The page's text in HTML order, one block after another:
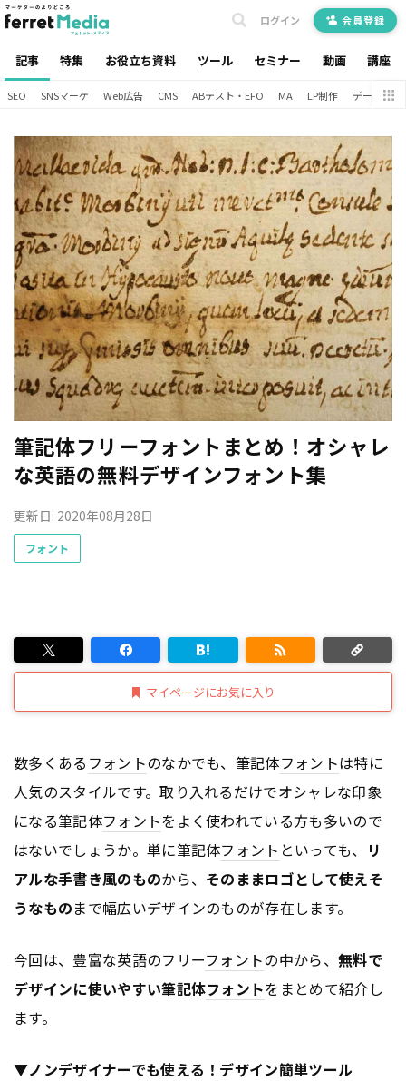
記事 特集 お役立ち資料 ツール セミナー 動画 講座
ログイン 会員登録
SEO SNSマーケ Web広告 CMS ABテスト・EFO MA LP制作 データ分析
筆記体フリーフォントまとめ！オシャレ
な英語の無料デザインフォント集
更新日: 2020年08月28日
フォント
マイページにお気に入り
数多くある フォントのなかでも、筆記体フォントは特に
人気のスタイルです。取り入れるだけでオシャレな印象
になる筆記体フォントをよく使われている方も多いので
はないでしょうか。単に筆記体フォント といっても、 リ
アルな手書き風のものから、 そのままロゴとして使えそ
うなものまで幅広いデザインのものが存在します。
今回は、豊富な英語のフリーフォントの中から、無料で
デザインに使いやすい筆記体フォントをまとめて紹介し
ます。
▼ノンデザイナーでも使える！デザイン簡単ツール